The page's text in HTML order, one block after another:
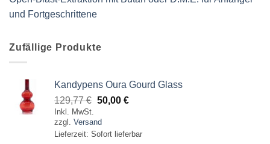
und Fortgeschrittene
Zufällige Produkte
Kandypens Oura Gourd Glass
129,77€ Ursprünglicher
war:
129,77 €
50,00 €Aktueller
50,00 €.
Inkl. MwSt.
zzgl. Versand
Lieferzeit: Sofort lieferbar